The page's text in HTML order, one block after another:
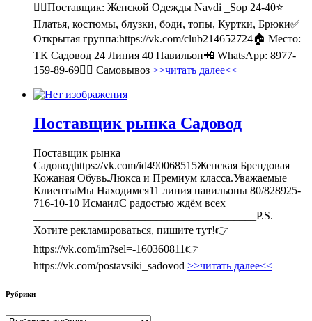
💁‍♂Поставщик: Женской Одежды Navdi _Sop 24-40⭐
Платья, костюмы, блузки, боди, топы, Куртки, Брюки✅
Открытая группа:https://vk.com/club214652724🏠 Место:
ТК Садовод 24 Линия 40 Павильон📲 WhatsApp: 8977-
159-89-69🚶‍♀ Самовывоз >>читать далее<<
Поставщик рынка Садовод
Поставщик рынка
Садоводhttps://vk.com/id490068515Женская Брендовая
Кожаная Обувь.Люкса и Премиум класса.Уважаемые
КлиентыМы Находимся11 линия павильоны 80/828925-
716-10-10 ИсмаилС радостью ждём всех
________________________________________P.S.
Хотите рекламироваться, пишите тут!👉
https://vk.com/im?sel=-160360811👉
https://vk.com/postavsiki_sadovod >>читать далее<<
Рубрики